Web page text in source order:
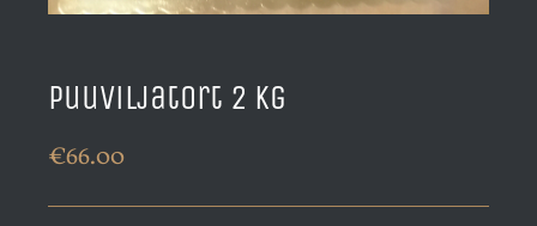
Puuviljatort 2 kg
€66.00